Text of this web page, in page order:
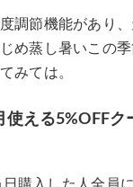
調節機能があり
め蒸し暑いこの
みては。
使える5%OFFク